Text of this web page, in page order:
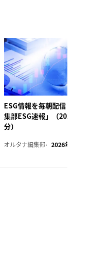
ESG情報を毎朝配信「オル
集部ESG速報」（2026年8
分）
オルタナ編集部 2026年8月7日